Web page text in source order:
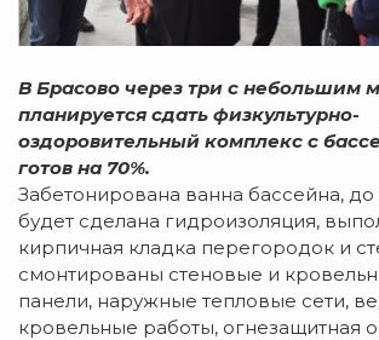
В Брасово через три с небольшим
планируется сдать физкультурно-
оздоровительный комплекс с
готов на 70%.
Забетонирована ванна бассейна,
будет сделана гидроизоляция,
кирпичная кладка перегородок и
смонтированы стеновые и
панели, наружные тепловые сети,
кровельные работы, огнезащитная